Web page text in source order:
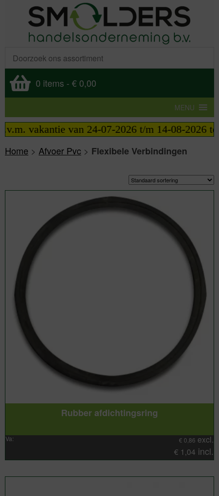
0 items - € 0,00
MENU
van 24-07-2026 t/m 14-08-2026
Home > Afvoer Pvc > Flexibele Verbindingen
Rubber afdichtingsring
Va: € 0,86 excl.
€ 1,04 incl.